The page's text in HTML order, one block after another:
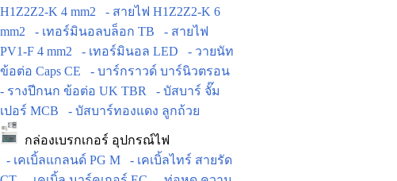
H1Z2Z2-K 4 mm2
- สายไฟ H1Z2Z2-K 6
mm2
- เทอร์มินอลบล็อก TB
- สายไฟ
PV1-F 4 mm2
- เทอร์มินอล LED
- วายนัท
ข้อต่อ Caps CE
- บาร์กราวด์ บาร์นิวตรอน
- รางปีกนก ข้อต่อ UK TBR
- บัสบาร์ จั๊ม
เปอร์ MCB
- บัสบาร์ทองแดง ลูกถ้วย
กล่องเบรกเกอร์ อุปกรณ์ไฟ
- เคเบิ้ลแกลนด์ PG M
- เคเบิ้ลไทร์ สายรัด